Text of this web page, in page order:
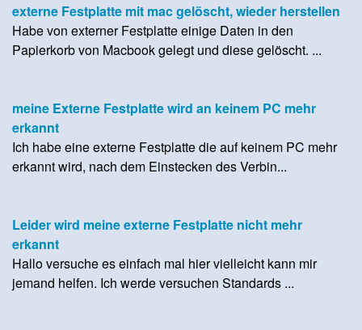
externe Festplatte mit mac gelöscht, wieder herstellen
Habe von externer Festplatte einige Daten in den
Papierkorb von Macbook gelegt und diese gelöscht. ...
meine Externe Festplatte wird an keinem PC mehr
erkannt
Ich habe eine externe Festplatte die auf keinem PC mehr
erkannt wird, nach dem Einstecken des Verbin...
Leider wird meine externe Festplatte nicht mehr
erkannt
Hallo versuche es einfach mal hier vielleicht kann mir
jemand helfen. Ich werde versuchen Standards ...